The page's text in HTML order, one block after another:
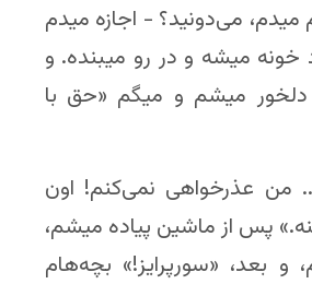
میدم، می‌دونید؟ - اجازه میدم
خونه میشه و در رو میبنده. و
میشم و میگم «حق با
من عذرخواهی نمی‌کنم! اون
پس از ماشین پیاده میشم،
و بعد، «سورپرایز!» بچه‌هام